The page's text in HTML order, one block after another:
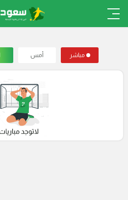
مباشر أمس